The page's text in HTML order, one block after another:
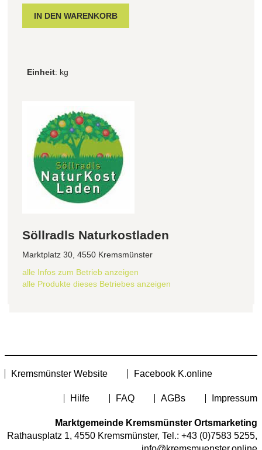
Einheit: kg
Söllradls Naturkostladen
Marktplatz 30, 4550 Kremsmünster
alle Infos zum Betrieb anzeigen
alle Produkte dieses Betriebes anzeigen
Kremsmünster Website Facebook K.online
Hilfe FAQ AGBs Impressum
Marktgemeinde Kremsmünster Ortsmarketing
Rathausplatz 1, 4550 Kremsmünster, Tel.: +43 (0)7583 5255,